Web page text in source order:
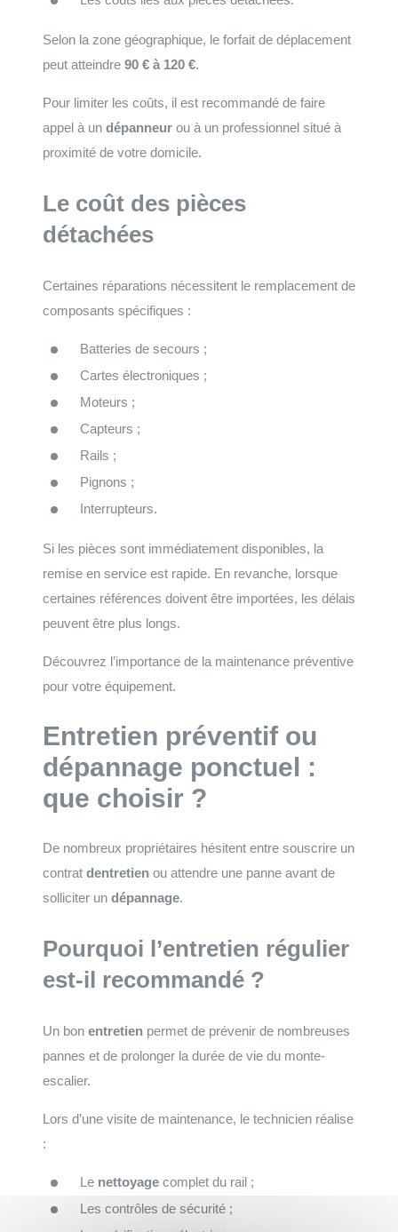
Selon la zone géographique, le forfait de déplacement
peut atteindre 90 € à 120 €.
Pour limiter les coûts, il est recommandé de faire
appel à un dépanneur ou à un professionnel situé à
proximité de votre domicile.
Le coût des pièces
détachées
Certaines réparations nécessitent le remplacement de
composants spécifiques :
Batteries de secours ;
Cartes électroniques ;
Moteurs ;
Capteurs ;
Rails ;
Pignons ;
Interrupteurs.
Si les pièces sont immédiatement disponibles, la
remise en service est rapide. En revanche, lorsque
certaines références doivent être importées, les délais
peuvent être plus longs.
Découvrez l’importance de la maintenance préventive
pour votre équipement.
Entretien préventif ou
dépannage ponctuel :
que choisir ?
De nombreux propriétaires hésitent entre souscrire un
contrat dentretien ou attendre une panne avant de
solliciter un dépannage.
Pourquoi l’entretien régulier
est-il recommandé ?
Un bon entretien permet de prévenir de nombreuses
pannes et de prolonger la durée de vie du monte-
escalier.
Lors d’une visite de maintenance, le technicien réalise
:
Le nettoyage complet du rail ;
Les contrôles de sécurité ;